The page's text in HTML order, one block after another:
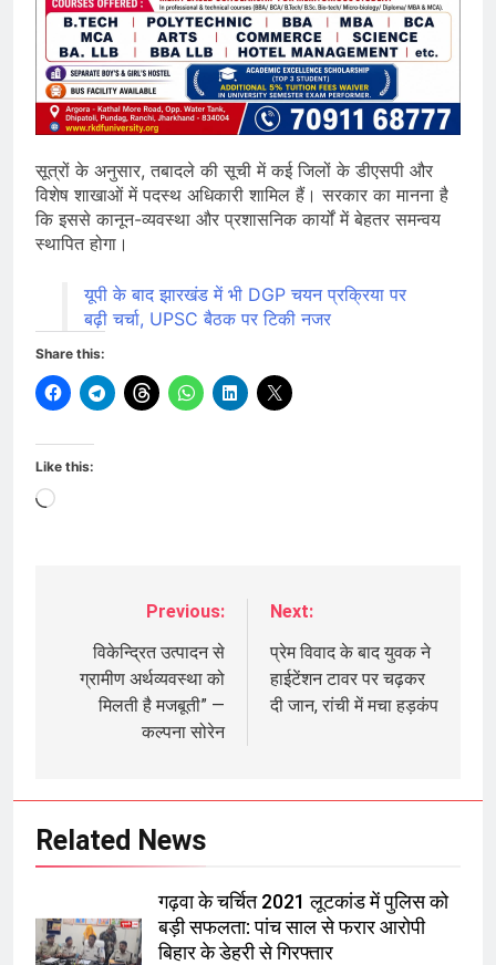
सूत्रों के अनुसार, तबादले की सूची में कई जिलों के डीएसपी और
विशेष शाखाओं में पदस्थ अधिकारी शामिल हैं। सरकार का मानना है
कि इससे कानून-व्यवस्था और प्रशासनिक कार्यों में बेहतर समन्वय
स्थापित होगा।
यूपी के बाद झारखंड में भी DGP चयन प्रक्रिया पर
बढ़ी चर्चा, UPSC बैठक पर टिकी नजर
Share this:
Like this:
Loading…
navigation
Previous:
विकेन्द्रित उत्पादन से
ग्रामीण अर्थव्यवस्था को
मिलती है मजबूती” —
कल्पना सोरेन
Next:
प्रेम विवाद के बाद युवक ने
हाईटेंशन टावर पर चढ़कर
दी जान, रांची में मचा हड़कंप
Related News
गढ़वा के चर्चित 2021 लूटकांड में पुलिस को
बड़ी सफलता: पांच साल से फरार आरोपी
बिहार के डेहरी से गिरफ्तार